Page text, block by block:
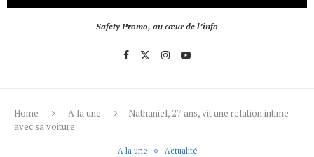
Safety Promo, au cœur de l’info
Home A la une
Nathaniel, 27 ans, vit une relation intime
avec sa voiture
A la une Actualité